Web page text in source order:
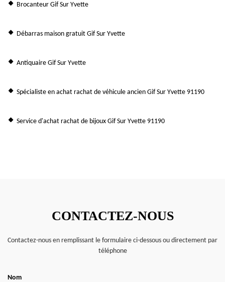
Brocanteur Gif Sur Yvette
Débarras maison gratuit Gif Sur Yvette
Antiquaire Gif Sur Yvette
Spécialiste en achat rachat de véhicule ancien Gif Sur Yvette 91190
Service d'achat rachat de bijoux Gif Sur Yvette 91190
CONTACTEZ-NOUS
Contactez-nous en remplissant le formulaire ci-dessous ou directement par
téléphone
Nom